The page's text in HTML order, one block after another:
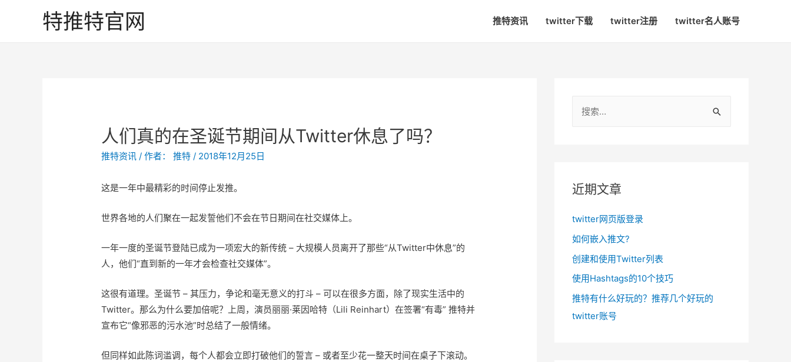
特推特官网 推特资讯 twitter下载 twitter注册 twitter名人账号
人们真的在圣诞节期间从Twitter休息了吗？
推特资讯 / 作者：推特 / 2018年12月25日
这是一年中最精彩的时间停止发推。
世界各地的人们聚在一起发誓他们不会在节日期间在社交媒体上。
一年一度的圣诞节登陆已成为一项宏大的新传统 – 大规模人员离开了那些“从Twitter中休息”的
人，他们“直到新的一年才会检查社交媒体”。
这很有道理。圣诞节 – 其压力，争论和毫无意义的打斗 – 可以在很多方面，除了现实生活中的
Twitter。那么为什么要加倍呢？上周，演员丽丽·莱因哈特（Lili Reinhart）在签署“有毒” 推特并
宣布它“像邪恶的污水池”时总结了一般情绪。
但同样如此陈词滥调，每个人都会立即打破他们的誓言 – 或者至少花一整天时间在桌子下滚动。
近期文章
twitter网页版登录
如何嵌入推文?
创建和使用Twitter列表
使用Hashtags的10个技巧
推特有什么好玩的？推荐几个好玩的
twitter账号